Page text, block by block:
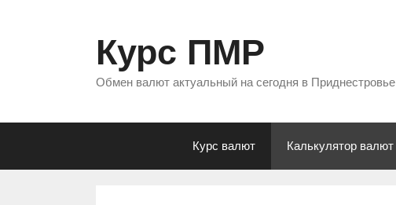
Курс ПМР
Обмен валют актуальный на сегодня в Приднестровье
Курс валют Калькулятор валют